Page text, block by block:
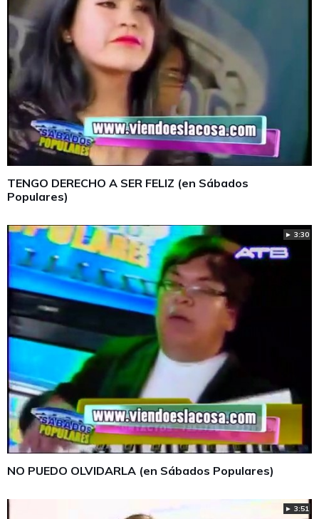
TENGO DERECHO A SER FELIZ (en Sábados
Populares)
► 3:30
NO PUEDO OLVIDARLA (en Sábados Populares)
► 3:51